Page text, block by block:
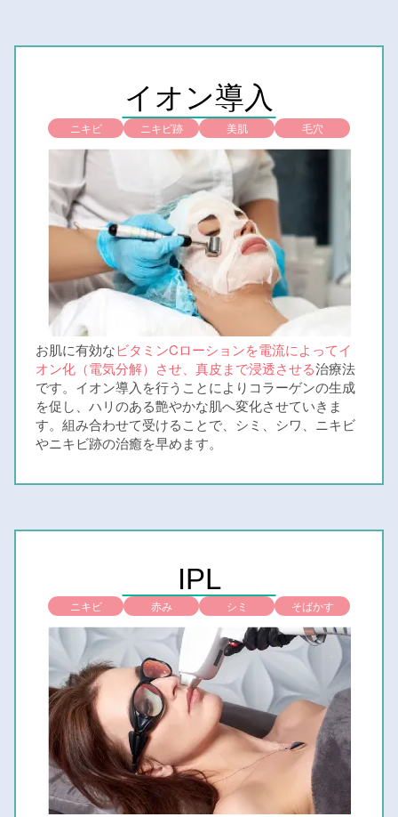
イオン導入
ニキビ ニキビ跡 美肌 毛穴
お肌に有効なビタミンCローションを電流によってイ
オン化（電気分解）させ、真皮まで浸透させる治療法
です。イオン導入を行うことによりコラーゲンの生成
を促し、ハリのある艶やかな肌へ変化させていきま
す。組み合わせて受けることで、シミ、シワ、ニキビ
やニキビ跡の治癒を早めます。
IPL
ニキビ 赤み シミ そばかす